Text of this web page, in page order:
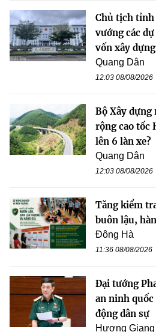
Chủ tịch tỉnh
vướng các
vốn xây
Quang Dân
12:03 08/08/2026
Bộ Xây dựng
rộng cao tốc
lên 6 làn xe?
Quang Dân
12:03 08/08/2026
Tăng kiểm
buôn lậu,
Đông Hà
11:36 08/08/2026
Đại tướng
an ninh
động dân sự
Hương Giang